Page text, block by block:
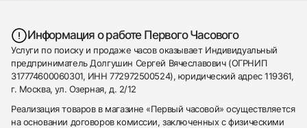
Информация о работе Первого Часового
Услуги по поиску и продаже часов оказывает Индивидуальный
предприниматель Долгушин Сергей Вячеславович (ОГРНИП
317774600060301, ИНН 772972500524), юридический адрес 119361,
г. Москва, ул. Озерная, д. 2/12
Реализация товаров в магазине «Первый часовой» осуществляется
на основании договоров комиссии, заключенных с физическими